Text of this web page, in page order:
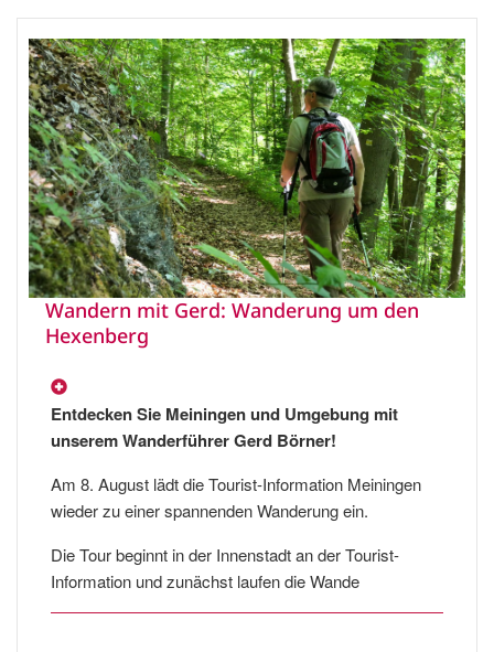
Wandern mit Gerd: Wanderung um den
Hexenberg
Entdecken Sie Meiningen und Umgebung mit
unserem Wanderführer Gerd Börner!
Am 8. August lädt die Tourist-Information Meiningen
wieder zu einer spannenden Wanderung ein.
Die Tour beginnt in der Innenstadt an der Tourist-
Information und zunächst laufen die Wande